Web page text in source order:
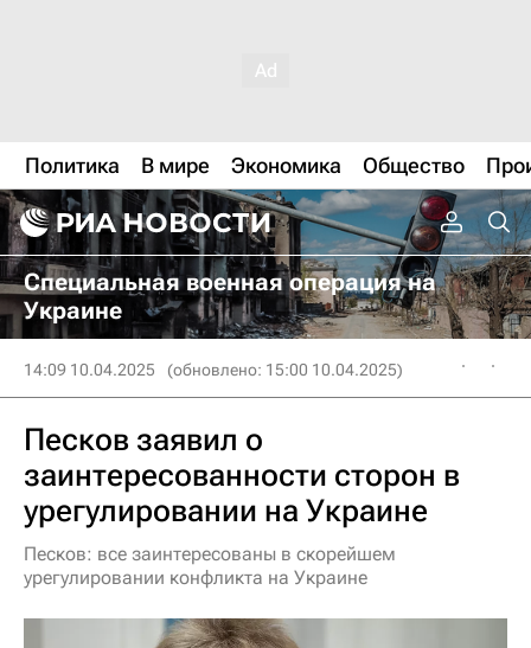
Политика В мире Экономика Общество
Специальная военная операция на
Украине
14:09 10.04.2025 (обновлено: 15:00 10.04.2025)
Песков заявил о
заинтересованности сторон в
урегулировании на Украине
Песков: все заинтересованы в скорейшем
урегулировании конфликта на Украине